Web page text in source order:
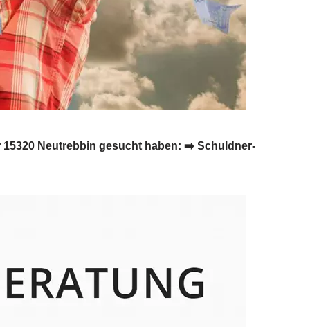
Neutrebbin gesucht haben: ➡️ Schuldner-